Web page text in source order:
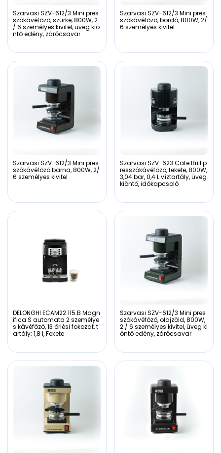
Szarvasi SZV-612/3 Mini pres
szókávéfőző, szürke, 800W, 2
/ 6 személyes kivitel, üveg kiö
ntő edény, zárócsavar
Szarvasi SZV-612/3 Mini pres
szókávéfőző, bordó, 800W, 2/
6 személyes kivitel
Szarvasi SZV-612/3 Mini pres
szókávéfőző barna, 800W, 2/
6 személyes kivitel
Szarvasi SZV-623 Cafe Brill p
resszókávéfőző, fekete, 800W,
3,04 bar, 0,4 L víztartály, üveg
kiöntő, időkapcsoló
DELONGHI ECAM22.115.B Magn
ifica S automata 2 személye
s kávéfőző, 13 őrlési fokozat, t
artály: 1,8 l, Fekete
Szarvasi SZV-612/3 Mini pres
szókávéfőző, olajzöld, 800W,
2 / 6 személyes kivitel, üveg ki
öntő edény, zárócsavar